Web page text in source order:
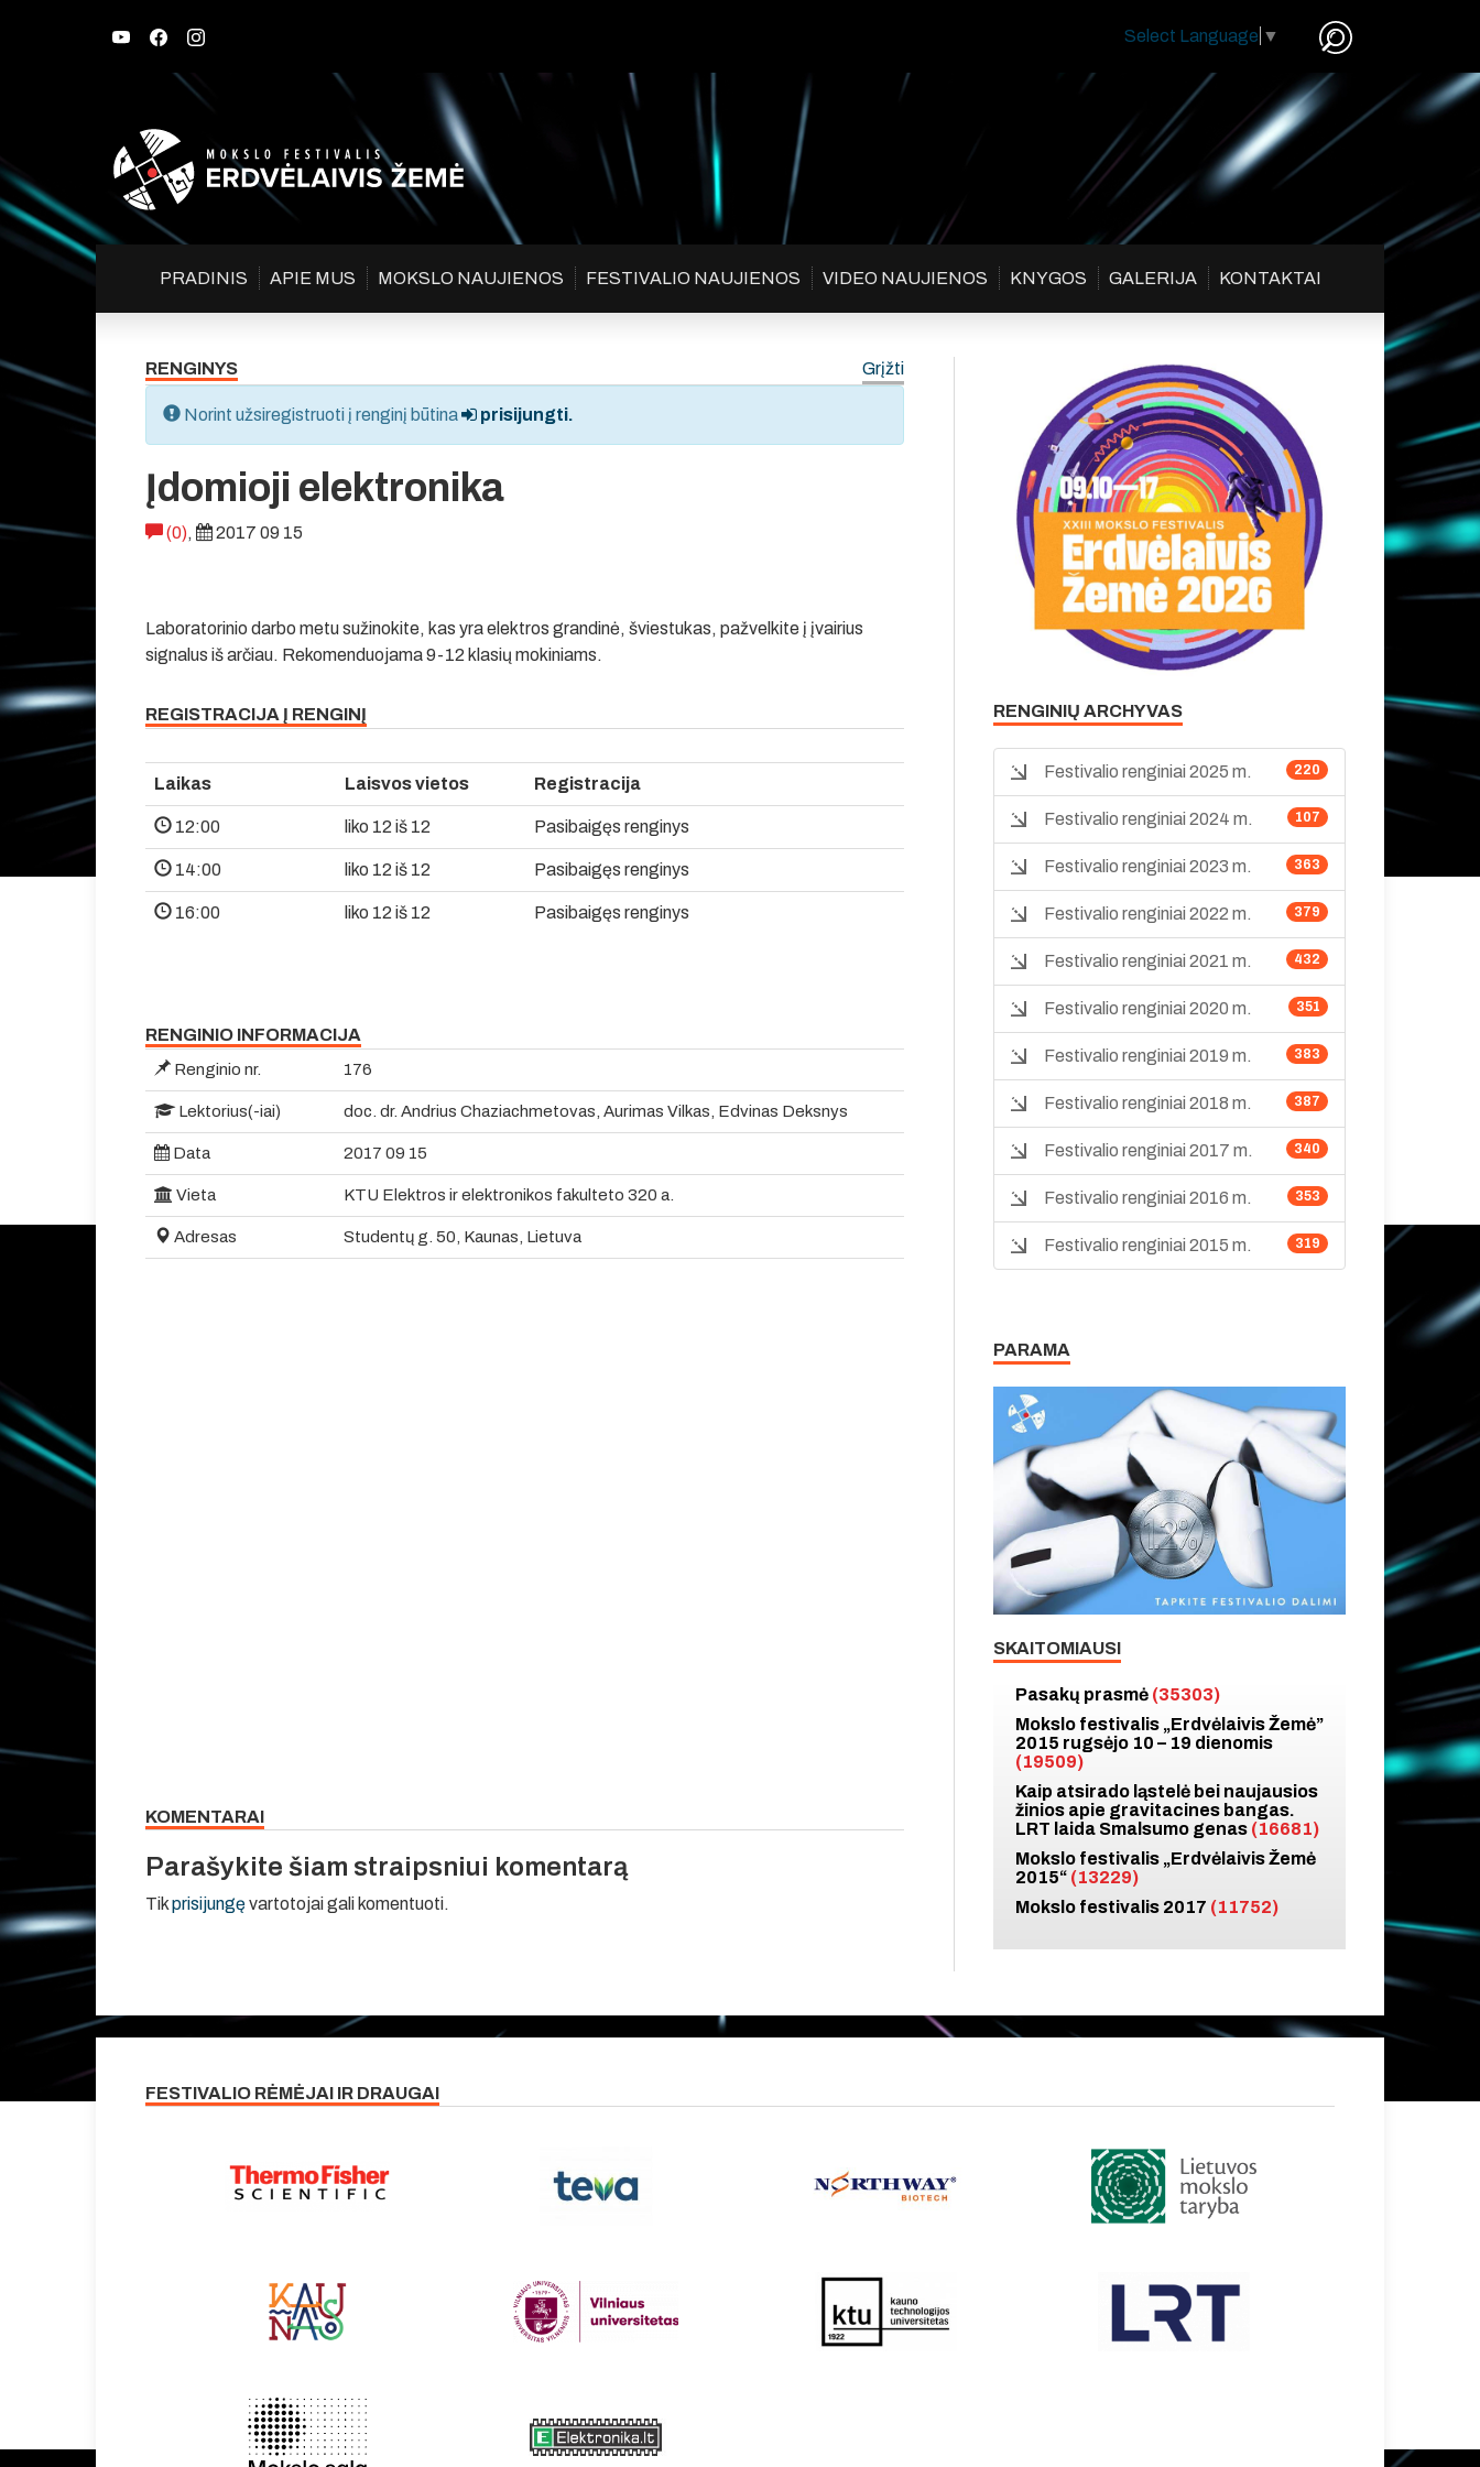
Select Language ▼
PRADINIS APIE MUS MOKSLO NAUJIENOS FESTIVALIO NAUJIENOS VIDEO NAUJIENOS KNYGOS GALERIJA KONTAKTAI
RENGINYS Grįžti
Norint užsiregistruoti į renginį būtina prisijungti.
Įdomioji elektronika
(0), 2017 09 15
Laboratorinio darbo metu sužinokite, kas yra elektros grandinė, šviestukas, pažvelkite į įvairius
signalus iš arčiau. Rekomenduojama 9-12 klasių mokiniams.
REGISTRACIJA Į RENGINĮ
Laikas Laisvos vietos Registracija
12:00 liko 12 iš 12 Pasibaigęs renginys
14:00 liko 12 iš 12 Pasibaigęs renginys
16:00 liko 12 iš 12 Pasibaigęs renginys
RENGINIO INFORMACIJA
Renginio nr. 176
Lektorius(-iai) doc. dr. Andrius Chaziachmetovas, Aurimas Vilkas, Edvinas Deksnys
Data 2017 09 15
Vieta KTU Elektros ir elektronikos fakulteto 320 a.
Adresas Studentų g. 50, Kaunas, Lietuva
KOMENTARAI
Parašykite šiam straipsniui komentarą
Tikprisijungęvartotojai gali komentuoti.
RENGINIŲ ARCHYVAS
220
Festivalio renginiai 2025 m.
107
Festivalio renginiai 2024 m.
363
Festivalio renginiai 2023 m.
379
Festivalio renginiai 2022 m.
432
Festivalio renginiai 2021 m.
351
Festivalio renginiai 2020 m.
383
Festivalio renginiai 2019 m.
387
Festivalio renginiai 2018 m.
340
Festivalio renginiai 2017 m.
353
Festivalio renginiai 2016 m.
319
Festivalio renginiai 2015 m.
PARAMA
SKAITOMIAUSI
Pasakų prasmė (35303)
Mokslo festivalis „Erdvėlaivis Žemė”
2015 rugsėjo 10 – 19 dienomis
(19509)
Kaip atsirado ląstelė bei naujausios
žinios apie gravitacines bangas.
LRT laida Smalsumo genas (16681)
Mokslo festivalis „Erdvėlaivis Žemė
2015“ (13229)
Mokslo festivalis 2017 (11752)
FESTIVALIO RĖMĖJAI IR DRAUGAI